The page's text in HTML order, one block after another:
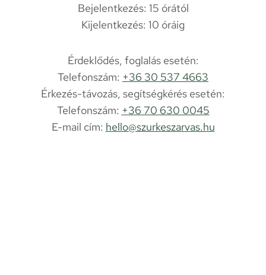
Bejelentkezés: 15 órától
Kijelentkezés: 10 óráig
Érdeklődés, foglalás esetén:
Telefonszám: +36 30 537 4663
Érkezés-távozás, segítségkérés esetén:
Telefonszám: +36 70 630 0045
E-mail cím: hello@szurkeszarvas.hu